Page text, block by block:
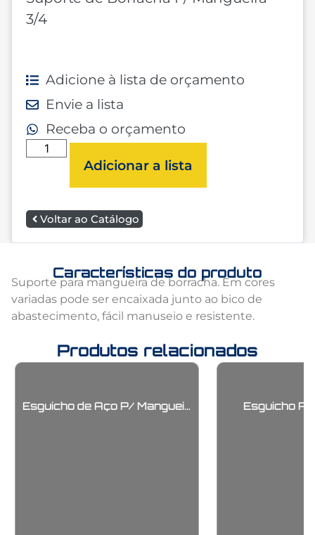
3/4
Adicione à lista de orçamento
Envie a lista
Receba o orçamento
Adicionar a lista
Voltar ao Catálogo
Características do produto
Suporte para mangueira de borracha. Em cores
variadas pode ser encaixada junto ao bico de
abastecimento, fácil manuseio e resistente.
Produtos relacionados
Esguicho de Aço P/ Mangueira Esguicho